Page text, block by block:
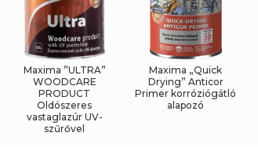
Maxima ”ULTRA”
WOODCARE
PRODUCT
Oldószeres
vastaglazúr UV-
szűrővel
Maxima „Quick
Drying” Anticor
Primer korróziógátló
alapozó